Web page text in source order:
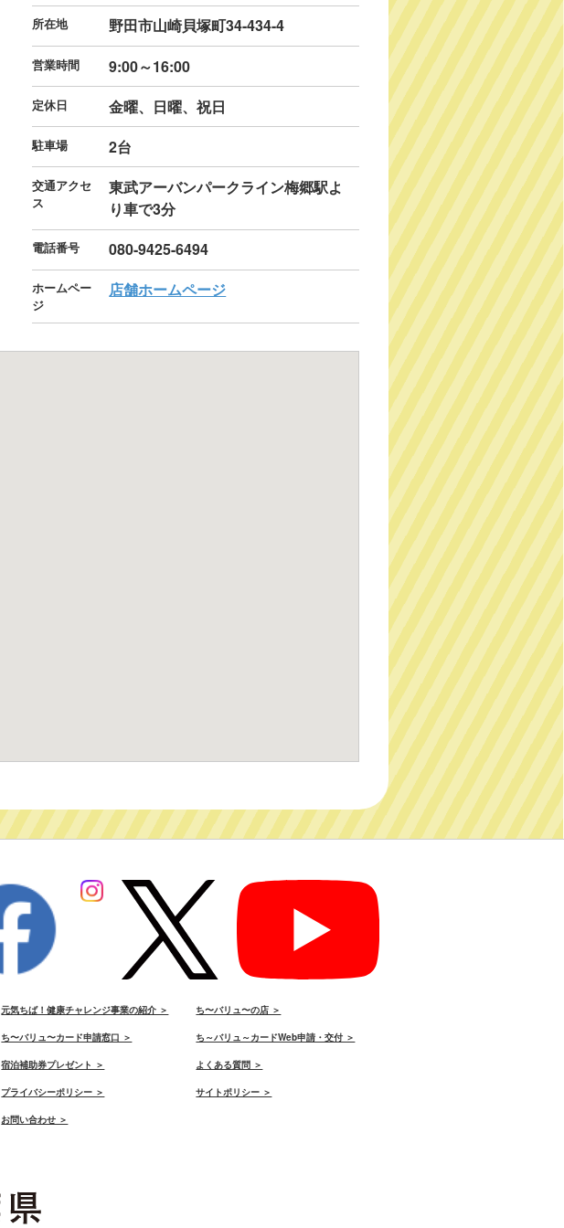
所在地 野田市山崎貝塚町34-434-4
営業時間 9:00～16:00
定休日 金曜、日曜、祝日
駐車場 2台
交通アクセ
ス
東武アーバンパークライン梅郷駅よ
り車で3分
電話番号 080-9425-6494
ホームペー
ジ
店舗ホームページ
元気ちば！健康チャレンジ事業の紹介 ＞ ち〜バリュ〜の店 ＞
ち〜バリュ〜カード申請窓口 ＞ ち～バリュ～カードWeb申請・交付 ＞
宿泊補助券プレゼント ＞ よくある質問 ＞
プライバシーポリシー ＞ サイトポリシー ＞
お問い合わせ ＞